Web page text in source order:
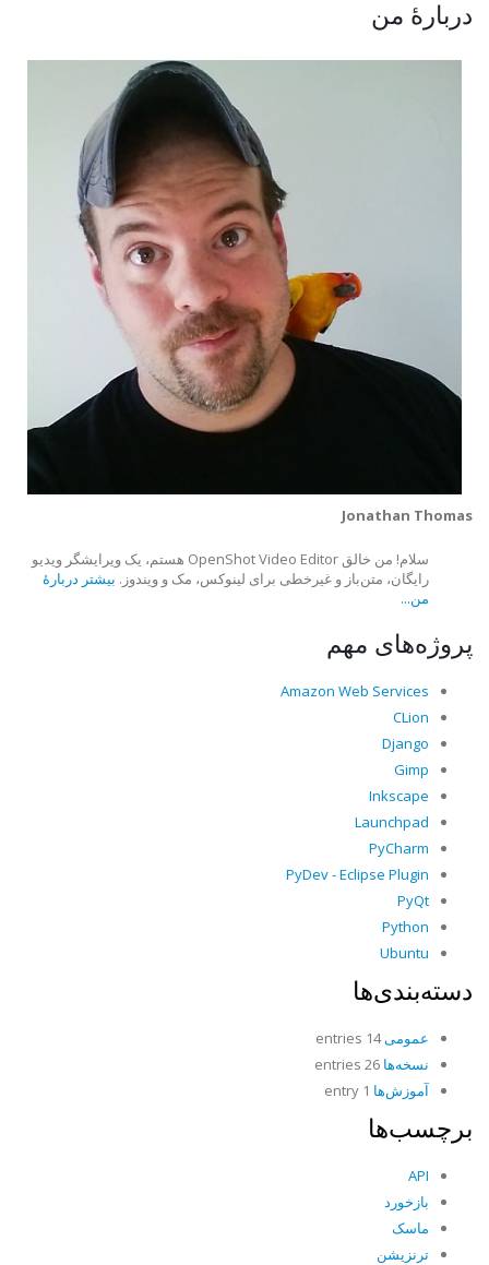
دربارهٔ من
Jonathan Thomas
سلام! من خالق OpenShot Video Editor هستم، یک ویرایشگر ویدیو
رایگان، متن‌باز و غیرخطی برای لینوکس، مک و ویندوز. بیشتر دربارهٔ
من...
پروژه‌های مهم
Amazon Web Services
CLion
Django
Gimp
Inkscape
Launchpad
PyCharm
PyDev - Eclipse Plugin
PyQt
Python
Ubuntu
دسته‌بندی‌ها
عمومی14 entries
نسخه‌ها
آموزش‌ها
برچسب‌ها
API
بازخورد
ماسک
ترنزیشن